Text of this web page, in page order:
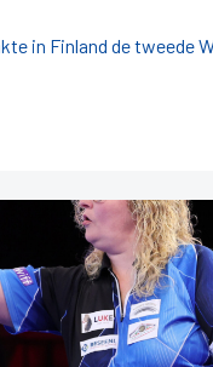
in Finland de tweede